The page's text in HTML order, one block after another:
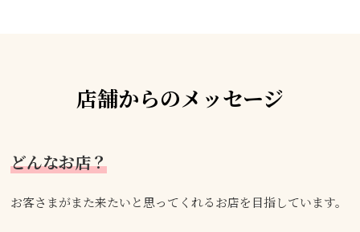
店舗からのメッセージ
どんなお店？
お客さまがまた来たいと思ってくれるお店を目指しています。